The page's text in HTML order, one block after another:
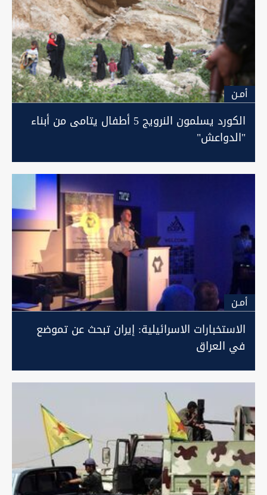
أمـن
الكورد يسلمون النرويج 5 أطفال يتامى من أبناء
"الدواعش"
أمـن
الاستخبارات الاسرائيلية: إيران تبحث عن تموضع
في العراق